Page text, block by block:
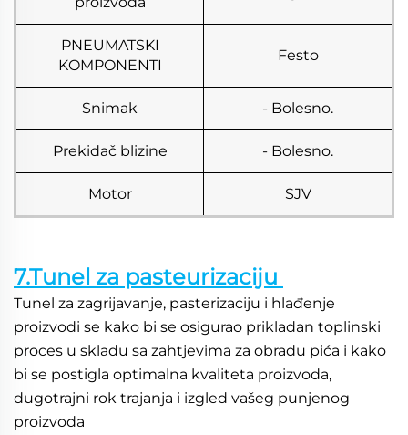
PNEUMATSKI
KOMPONENTI
Festo
Snimak - Bolesno.
Prekidač blizine - Bolesno.
Motor SJV
7.Tunel za pasteurizaciju
Tunel za zagrijavanje, pasterizaciju i hlađenje
proizvodi se kako bi se osigurao prikladan toplinski
proces u skladu sa zahtjevima za obradu pića i kako
bi se postigla optimalna kvaliteta proizvoda,
dugotrajni rok trajanja i izgled vašeg punjenog
proizvoda